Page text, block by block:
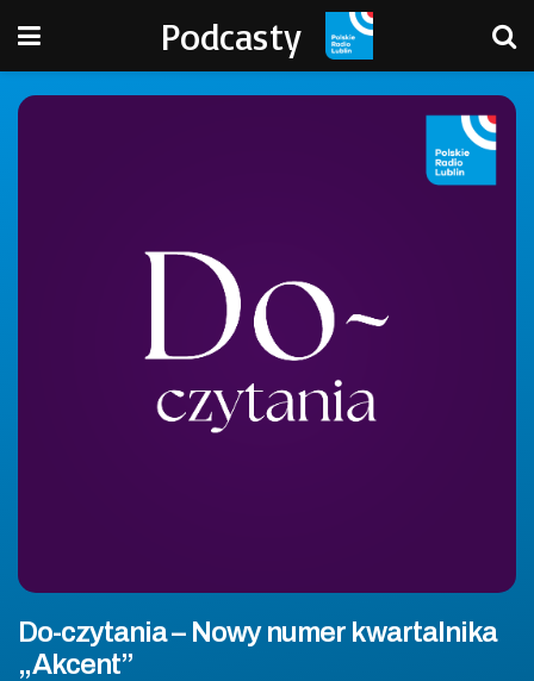
Podcasty
Do-czytania – Nowy numer kwartalnika
„Akcent”